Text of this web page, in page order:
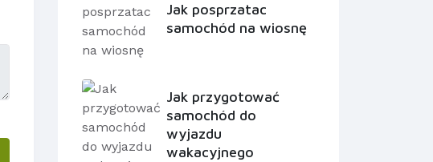
Jak posprzatac
samochód na wiosnę
Jak przygotować
samochód do
wyjazdu
wakacyjnego